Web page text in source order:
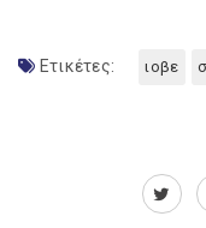
Ετικέτες: ιοβε